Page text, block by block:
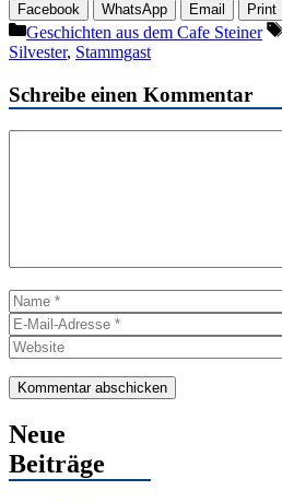
Facebook WhatsApp Email Print
Kategorien
Geschichten aus dem Cafe Steiner
Silvester, Stammgast
Schreibe einen Kommentar
Name
Neue
Beiträge